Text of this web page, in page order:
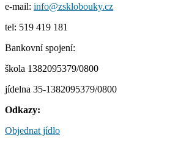
e-mail: info@zsklobouky.cz
tel: 519 419 181
Bankovní spojení:
škola 1382095379/0800
jídelna 35-1382095379/0800
Odkazy:
Objednat jídlo